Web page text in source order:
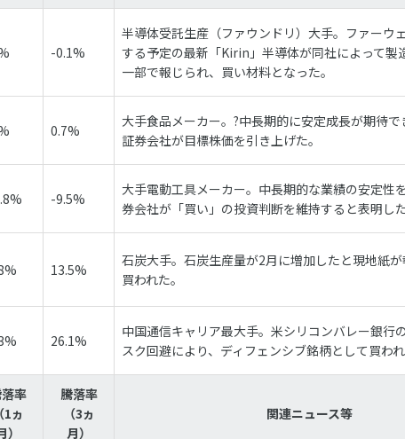
-0.1%
半導体受託生産（ファウンドリ）大手。ファーウ
する予定の最新「Kirin」半導体が同社によって製
一部で報じられ、買い材料となった。
0.7%
大手食品メーカー。?中長期的に安定成長が期待
証券会社が目標株価を引き上げた。
-9.5%
大手電動工具メーカー。中長期的な業績の安定性
券会社が「買い」の投資判断を維持すると表明した
13.5%
石炭大手。石炭生産量が2月に増加したと現地紙
買われた。
26.1%
中国通信キャリア最大手。米シリコンバレー銀行
スク回避により、ディフェンシブ銘柄として買われ
率
（1ヵ
）
騰落率
（3ヵ
月）
関連ニュース等